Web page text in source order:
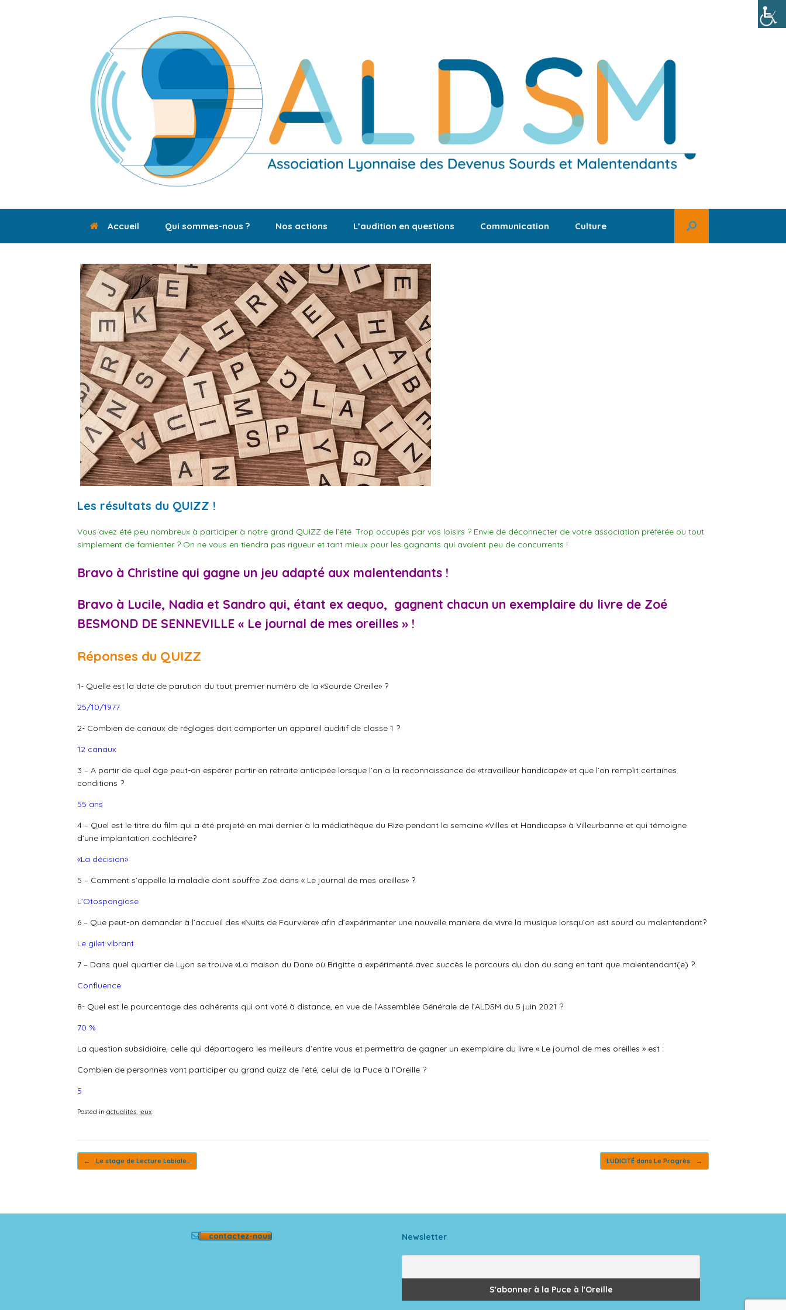
Accueil Qui sommes-nous ? Nos actions L’audition en questions Communication Culture
Les résultats du QUIZZ !
Vous avez été peu nombreux à participer à notre grand QUIZZ de l’été. Trop occupés par vos loisirs ? Envie de déconnecter de votre association préférée ou tout
simplement de farnienter ? On ne vous en tiendra pas rigueur et tant mieux pour les gagnants qui avaient peu de concurrents !
Bravo à Christine qui gagne un jeu adapté aux malentendants !
Bravo à Lucile, Nadia et Sandro qui, étant ex aequo, gagnent chacun un exemplaire du livre de Zoé
BESMOND DE SENNEVILLE « Le journal de mes oreilles » !
Réponses du QUIZZ
1- Quelle est la date de parution du tout premier numéro de la «Sourde Oreille» ?
25/10/1977
2- Combien de canaux de réglages doit comporter un appareil auditif de classe 1 ?
12 canaux
3 – A partir de quel âge peut-on espérer partir en retraite anticipée lorsque l’on a la reconnaissance de «travailleur handicapé» et que l’on remplit certaines
conditions ?
55 ans
4 – Quel est le titre du film qui a été projeté en mai dernier à la médiathèque du Rize pendant la semaine «Villes et Handicaps» à Villeurbanne et qui témoigne
d’une implantation cochléaire?
«La décision»
5 – Comment s’appelle la maladie dont souffre Zoé dans « Le journal de mes oreilles» ?
L’Otospongiose
6 – Que peut-on demander à l’accueil des «Nuits de Fourvière» afin d’expérimenter une nouvelle manière de vivre la musique lorsqu’on est sourd ou malentendant?
Le gilet vibrant
7 – Dans quel quartier de Lyon se trouve «La maison du Don» où Brigitte a expérimenté avec succès le parcours du don du sang en tant que malentendant(e) ?
Confluence
8- Quel est le pourcentage des adhérents qui ont voté à distance, en vue de l’Assemblée Générale de l’ALDSM du 5 juin 2021 ?
70 %
La question subsidiaire, celle qui départagera les meilleurs d’entre vous et permettra de gagner un exemplaire du livre « Le journal de mes oreilles » est :
Combien de personnes vont participer au grand quizz de l’été, celui de la Puce à l’Oreille ?
5
Posted in actualités, jeux.
Post navigation
← Le stage de Lecture Labiale… LUDICITÉ dans Le Progrès →
contactez-nous Newsletter